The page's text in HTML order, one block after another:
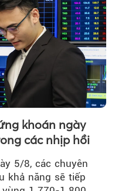
khoán ngày
các nhịp hồi
5/8, các chuyên
khả năng sẽ tiếp